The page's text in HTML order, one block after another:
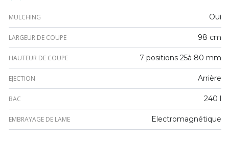
MULCHING Oui
LARGEUR DE COUPE 98 cm
HAUTEUR DE COUPE 7 positions 25à 80 mm
EJECTION Arrière
BAC 240 l
EMBRAYAGE DE LAME Electromagnétique